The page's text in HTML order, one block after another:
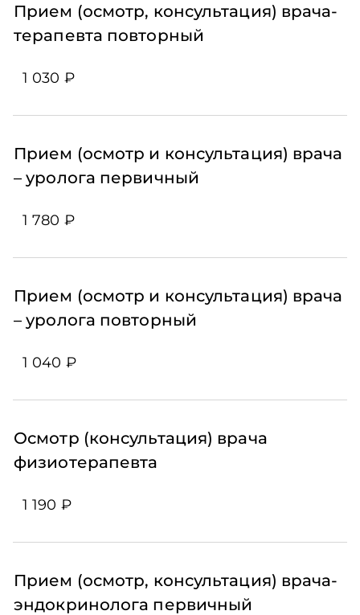
Прием (осмотр, консультация) врача-
терапевта повторный
1 030 ₽
Прием (осмотр и консультация) врача
– уролога первичный
1 780 ₽
Прием (осмотр и консультация) врача
– уролога повторный
1 040 ₽
Осмотр (консультация) врача
физиотерапевта
1 190 ₽
Прием (осмотр, консультация) врача-
эндокринолога первичный